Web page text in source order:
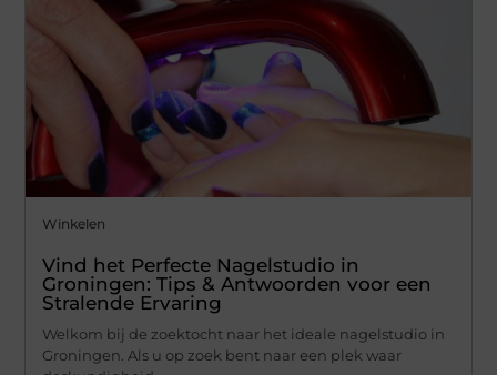
Winkelen
Vind het Perfecte Nagelstudio in
Groningen: Tips & Antwoorden voor een
Stralende Ervaring
Welkom bij de zoektocht naar het ideale nagelstudio in
Groningen. Als u op zoek bent naar een plek waar